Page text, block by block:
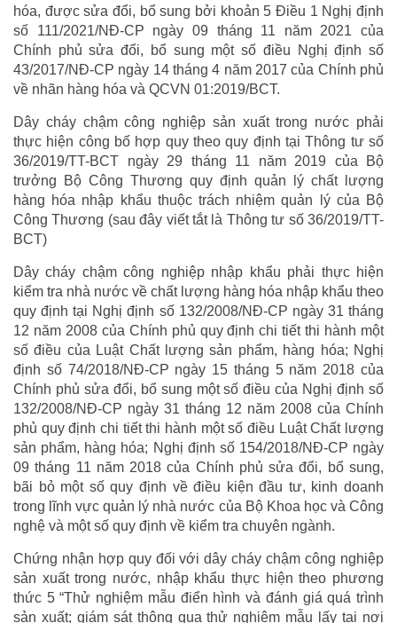
hóa, được sửa đổi, bổ sung bởi khoản 5 Điều 1 Nghị định
số 111/2021/NĐ-CP ngày 09 tháng 11 năm 2021 của
Chính phủ sửa đổi, bổ sung một số điều Nghị định số
43/2017/NĐ-CP ngày 14 tháng 4 năm 2017 của Chính phủ
về nhãn hàng hóa và QCVN 01:2019/BCT.
Dây cháy chậm công nghiệp sản xuất trong nước phải
thực hiện công bố hợp quy theo quy định tại Thông tư số
36/2019/TT-BCT ngày 29 tháng 11 năm 2019 của Bộ
trưởng Bộ Công Thương quy định quản lý chất lượng
hàng hóa nhập khẩu thuộc trách nhiệm quản lý của Bộ
Công Thương (sau đây viết tắt là Thông tư số 36/2019/TT-
BCT)
Dây cháy chậm công nghiệp nhập khẩu phải thực hiện
kiểm tra nhà nước về chất lượng hàng hóa nhập khẩu theo
quy định tại Nghị định số 132/2008/NĐ-CP ngày 31 tháng
12 năm 2008 của Chính phủ quy định chi tiết thi hành một
số điều của Luật Chất lượng sản phẩm, hàng hóa; Nghị
định số 74/2018/NĐ-CP ngày 15 tháng 5 năm 2018 của
Chính phủ sửa đổi, bổ sung một số điều của Nghị định số
132/2008/NĐ-CP ngày 31 tháng 12 năm 2008 của Chính
phủ quy định chi tiết thi hành một số điều Luật Chất lượng
sản phẩm, hàng hóa; Nghị định số 154/2018/NĐ-CP ngày
09 tháng 11 năm 2018 của Chính phủ sửa đổi, bổ sung,
bãi bỏ một số quy định về điều kiện đầu tư, kinh doanh
trong lĩnh vực quản lý nhà nước của Bộ Khoa học và Công
nghệ và một số quy định về kiểm tra chuyên ngành.
Chứng nhận hợp quy đối với dây cháy chậm công nghiệp
sản xuất trong nước, nhập khẩu thực hiện theo phương
thức 5 “Thử nghiệm mẫu điển hình và đánh giá quá trình
sản xuất; giám sát thông qua thử nghiệm mẫu lấy tại nơi